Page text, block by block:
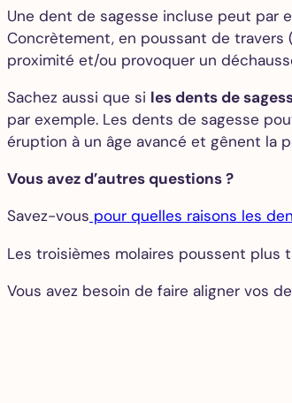
Une dent de sagesse incluse peut par
Concrètement, en poussant de travers
proximité et/ou provoquer un
Sachez aussi que si les dents de
par exemple. Les dents de sagesse
éruption à un âge avancé et gênent la
Vous avez d’autres questions ?
Savez-vous pour quelles raisons les
Les troisièmes molaires poussent plus
Vous avez besoin de faire aligner vos